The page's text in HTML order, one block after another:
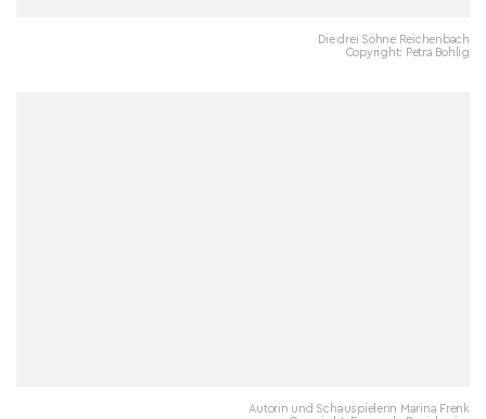
Die drei Söhne Reichenbach
Copyright: Petra Bohlig
Autorin und Schauspielerin Marina Frenk